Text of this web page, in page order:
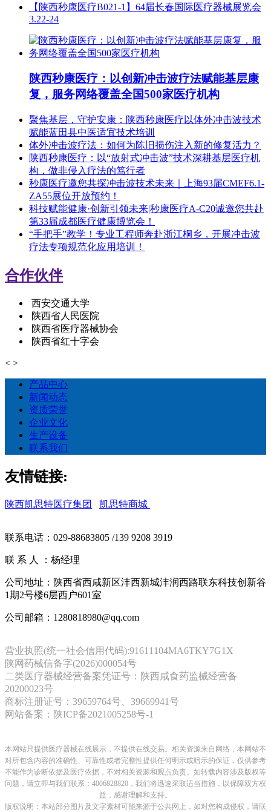
【陕西秒康医疗B021-1】64届长春国际医疗器械展览会
3.22-24
陕西秒康医疗：以创新冲击波疗法赋能基层康
复，服务网络覆盖全国500家医疗机构
聚焦基层，守护安康：陕西秒康医疗以体外冲击波技术
赋能蓝田县中医适宜技术培训
体外冲击波疗法：如何为陈旧损伤注入新的修复活力？
陕西秒康医疗：以“放射式冲击波”技术深耕基层医疗机
构，做非侵入疗法的笃行者
秒康医疗邀您共探冲击波技术未来｜上海93届CMEF6.1-
ZA55展位开放预约！
科技赋能健康·创新引领未来|秒康医疗A-C20诚邀您共赴
第33届成都医疗健康博览会！
“手把手”教学！专业工程师奔赴浙江桐乡，开展冲击波
疗法专项规范化应用培训！
合作伙伴
西安交通大学
陕西省人民医院
陕西省医疗器械协会
陕西省红十字会
< >
产品中心
新闻动态
资质荣誉
企业文化
生产设备
联系我们
友情链接:
陕西凯思特医疗集团 凯思特商城
联系电话：029-88683805 /139 9208 3919
联 系 人 ：杨经理
公司地址：陕西省西咸新区沣西新城沣润西路联东科技创新谷
1期2号楼6层西户601室
公司邮箱：1280818980@qq.com
营业执照(统一社会信用代码):91611104MA6TKY7G1X
陕网药械信备字(2026)000054号
二类医疗器械经营备案凭证号：陕西咸食药监械经营备
20200023号
商标注册证号：39659764号、39669941号
网站备案：陕ICP备2021005258号-1
本网站只提供医疗器械在线展示，不提供在线交易。相关资源来自网络，本网站不
对所包含内容的准确性、可靠性或者完整性提供任何明示或暗示的保证，仅供参考
不能作为诊断依据及医疗依据， 不对相关资源和观点负责。 如转载内容涉及版权等
问题，请立即与我们联系：4006828820，我们将迅速采取适当措施，以保障双方权
益，感谢理解和支持。
版权说明：本站部分图片及文字素材可能来源于公共网上，如对您构成侵权，请联